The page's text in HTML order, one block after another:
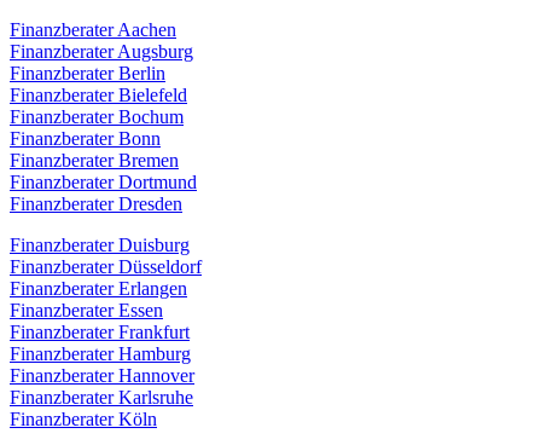
Finanzberater Aachen
Finanzberater Augsburg
Finanzberater Berlin
Finanzberater Bielefeld
Finanzberater Bochum
Finanzberater Bonn
Finanzberater Bremen
Finanzberater Dortmund
Finanzberater Dresden
Finanzberater Duisburg
Finanzberater Düsseldorf
Finanzberater Erlangen
Finanzberater Essen
Finanzberater Frankfurt
Finanzberater Hamburg
Finanzberater Hannover
Finanzberater Karlsruhe
Finanzberater Köln